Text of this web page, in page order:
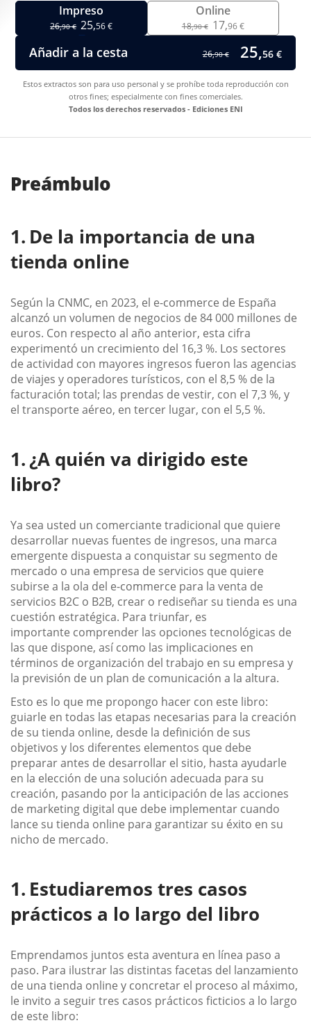
Impreso
26,90 € 25,56 €
Online
18,90 € 17,96 €
Añadir a la cesta 26,90 € 25,56 €
Estos extractos son para uso personal y se prohíbe toda reproducción con
otros fines; especialmente con fines comerciales.
Todos los derechos reservados - Ediciones ENI
Preámbulo
De la importancia de una
tienda online
Según la CNMC, en 2023, el e-commerce de España
alcanzó un volumen de negocios de 84 000 millones de
euros. Con respecto al año anterior, esta cifra
experimentó un crecimiento del 16,3 %. Los sectores
de actividad con mayores ingresos fueron las agencias
de viajes y operadores turísticos, con el 8,5 % de la
facturación total; las prendas de vestir, con el 7,3 %, y
el transporte aéreo, en tercer lugar, con el 5,5 %.
¿A quién va dirigido este
libro?
Ya sea usted un comerciante tradicional que quiere
desarrollar nuevas fuentes de ingresos, una marca
emergente dispuesta a conquistar su segmento de
mercado o una empresa de servicios que quiere
subirse a la ola del e-commerce para la venta de
servicios B2C o B2B, crear o rediseñar su tienda es una
cuestión estratégica. Para triunfar, es
importante comprender las opciones tecnológicas de
las que dispone, así como las implicaciones en
términos de organización del trabajo en su empresa y
la previsión de un plan de comunicación a la altura.
Esto es lo que me propongo hacer con este libro:
guiarle en todas las etapas necesarias para la creación
de su tienda online, desde la definición de sus
objetivos y los diferentes elementos que debe
preparar antes de desarrollar el sitio, hasta ayudarle
en la elección de una solución adecuada para su
creación, pasando por la anticipación de las acciones
de marketing digital que debe implementar cuando
lance su tienda online para garantizar su éxito en su
nicho de mercado.
Estudiaremos tres casos
prácticos a lo largo del libro
Emprendamos juntos esta aventura en línea paso a
paso. Para ilustrar las distintas facetas del lanzamiento
de una tienda online y concretar el proceso al máximo,
le invito a seguir tres casos prácticos ficticios a lo largo
de este libro: